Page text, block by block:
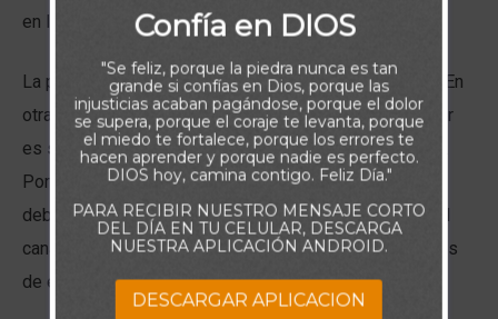
en la debilidad».
La palabra “perfecciona” significa completar o cumplir. En
otras palabras, cuanto más frágil es una persona, mayor
es su capacidad para recibir y reflejar el poder de Dios.
Por eso Pablo llegó a decir que se gloriaría en sus
debilidades. Él comprendió que su vulnerabilidad era el
canal perfecto para que Cristo obrara con poder a través
de él.
Confía en DIOS
"Se feliz, porque la piedra nunca es tan
grande si confías en Dios, porque las
injusticias acaban pagándose, porque el dolor
se supera, porque el coraje te levanta, porque
el miedo te fortalece, porque los errores te
hacen aprender y porque nadie es perfecto.
DIOS hoy, camina contigo. Feliz Día."
PARA RECIBIR NUESTRO MENSAJE CORTO
DEL DÍA EN TU CELULAR, DESCARGA
NUESTRA APLICACIÓN ANDROID.
DESCARGAR APLICACION